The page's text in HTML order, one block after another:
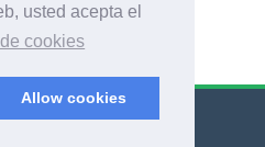
usted acepta el
cookies
Allow cookies